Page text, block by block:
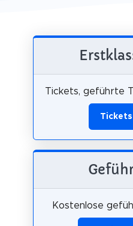
Tickets, geführte
Kostenlose